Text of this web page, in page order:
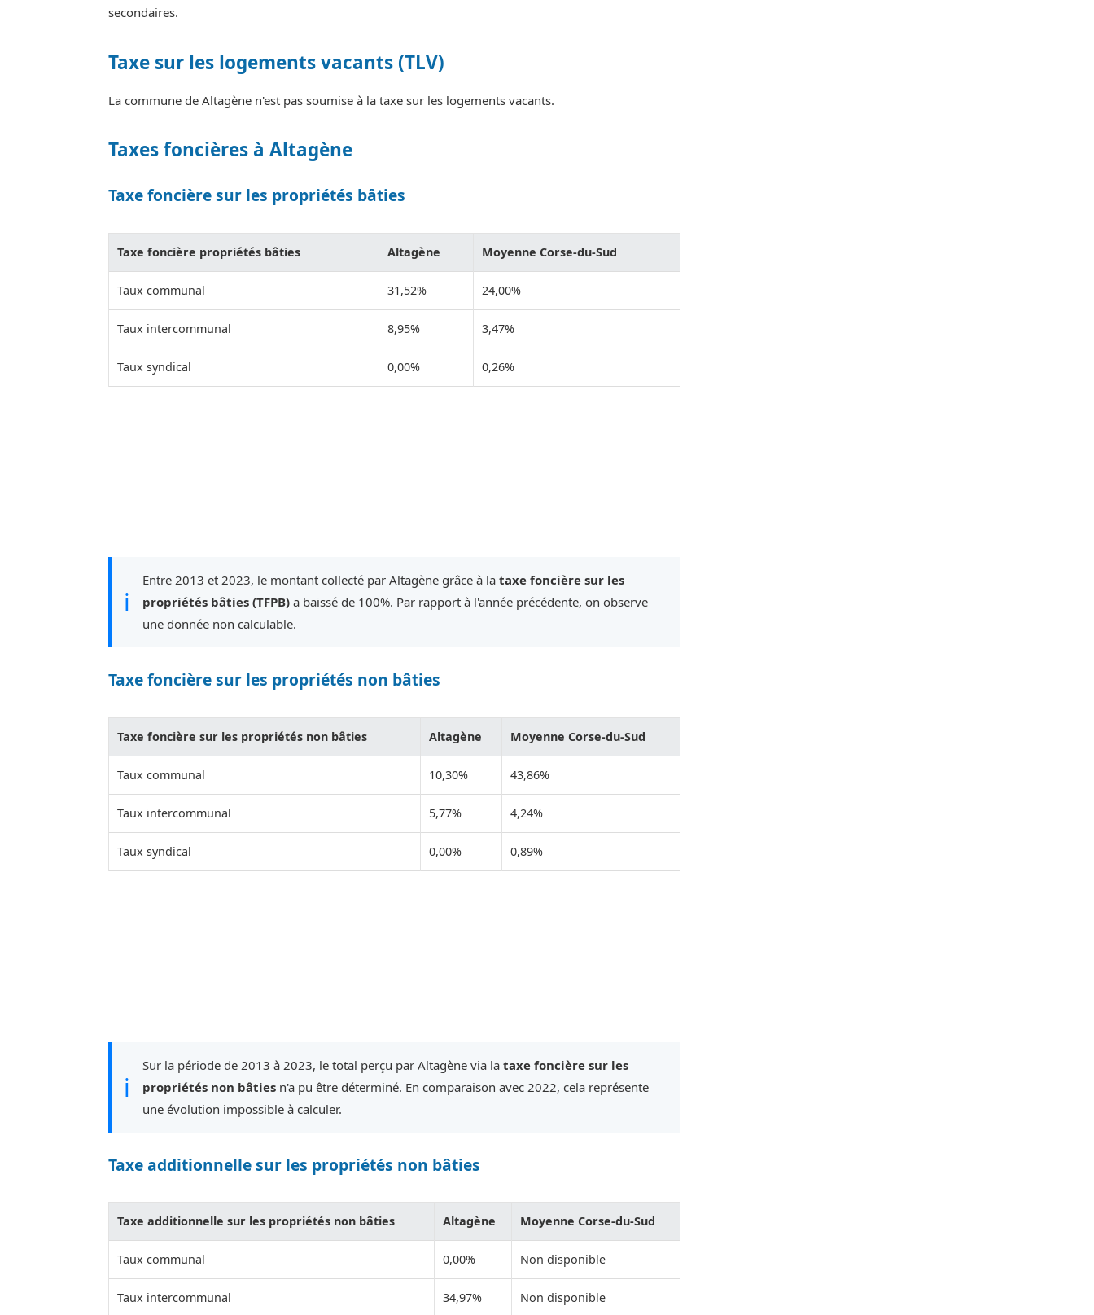
secondaires.
Taxe sur les logements vacants (TLV)
La commune de Altagène n'est pas soumise à la taxe sur les logements vacants.
Taxes foncières à Altagène
Taxe foncière sur les propriétés bâties
Taxe foncière propriétés bâties Altagène Moyenne Corse-du-Sud
Taux communal 31,52% 24,00%
Taux intercommunal 8,95% 3,47%
Taux syndical 0,00% 0,26%
ℹ
Entre 2013 et 2023, le montant collecté par Altagène grâce à la taxe foncière sur les
propriétés bâties (TFPB) a baissé de 100%. Par rapport à l'année précédente, on observe
une donnée non calculable.
Taxe foncière sur les propriétés non bâties
Taxe foncière sur les propriétés non bâties Altagène Moyenne Corse-du-Sud
Taux communal 10,30% 43,86%
Taux intercommunal 5,77% 4,24%
Taux syndical 0,00% 0,89%
ℹ
Sur la période de 2013 à 2023, le total perçu par Altagène via la taxe foncière sur les
propriétés non bâties n'a pu être déterminé. En comparaison avec 2022, cela représente
une évolution impossible à calculer.
Taxe additionnelle sur les propriétés non bâties
Taxe additionnelle sur les propriétés non bâties Altagène Moyenne Corse-du-Sud
Taux communal 0,00% Non disponible
Taux intercommunal 34,97% Non disponible